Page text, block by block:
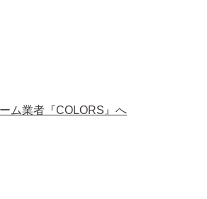
ム業者『COLORS』へ